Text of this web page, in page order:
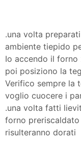
.una volta
ambiente tiepido
Io accendo il forno
poi posiziono la
Verifico sempre la
voglio cuocere i
.una volta fatti
forno
risulteranno dorati